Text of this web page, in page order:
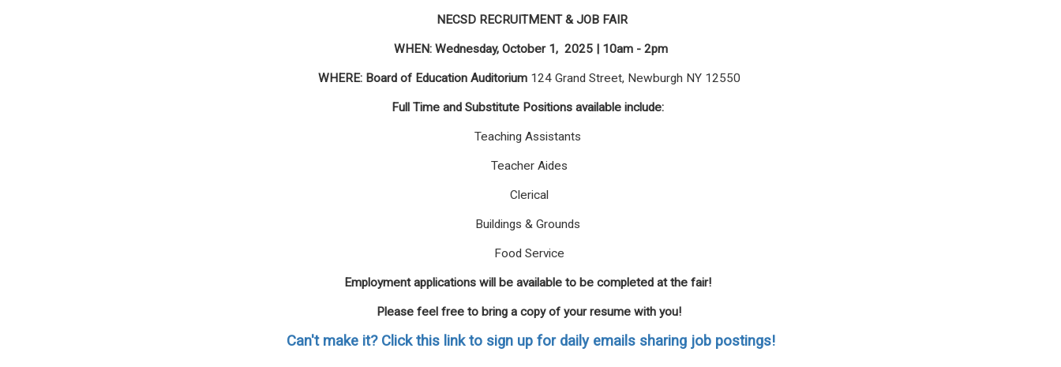
NECSD RECRUITMENT& JOB FAIR
WHEN: Wednesday, October 1, 2025 | 10am - 2pm
WHERE: Board of Education Auditorium 124 Grand Street, Newburgh NY 12550
Full Time and Substitute Positions available include:
Teaching Assistants
Teacher Aides
Clerical
Buildings & Grounds
Food Service
Employment applications will be available to be completed at the fair!
Please feel free to bring a copy of your resume with you!
Can't make it? Click this link to sign up for daily emails sharing job postings!